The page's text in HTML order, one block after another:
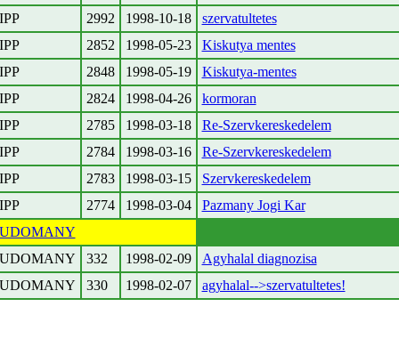
2992 1998-10-18
szervatultetes
2852 1998-05-23
Kiskutya mentes
2848 1998-05-19
Kiskutya-mentes
2824 1998-04-26
kormoran
2785 1998-03-18
Re-Szervkereskedelem
2784 1998-03-16
Re-Szervkereskedelem
2783 1998-03-15
Szervkereskedelem
2774 1998-03-04
Pazmany Jogi Kar
332 1998-02-09
Agyhalal diagnozisa
330 1998-02-07 agyhalal-->szervatultetes!